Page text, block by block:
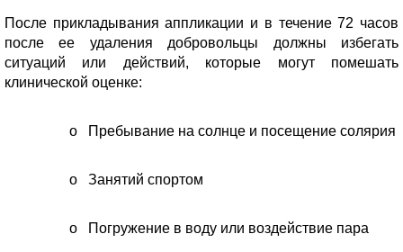
После прикладывания аппликации и в течение 72 часов
после ее удаления добровольцы должны избегать
ситуаций или действий, которые могут помешать
клинической оценке:
o Пребывание на солнце и посещение солярия
o Занятий спортом
o Погружение в воду или воздействие пара